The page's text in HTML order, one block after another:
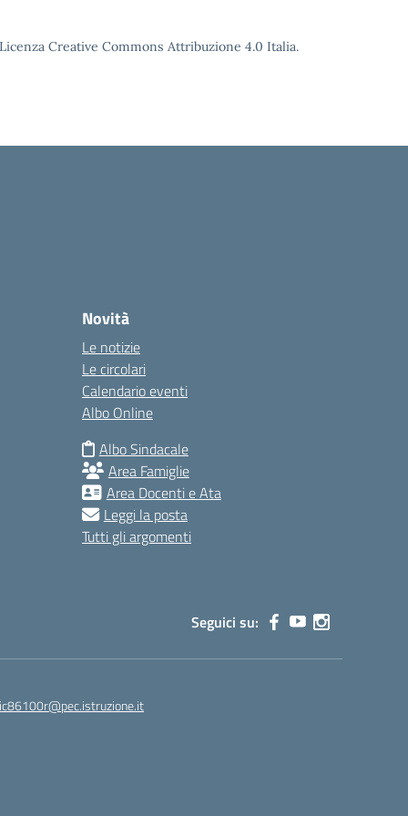
Creative Commons Attribuzione 4.0 Italia.
Novità
Le notizie
Le circolari
Calendario eventi
Albo Online
Albo Sindacale
Area Famiglie
Area Docenti e Ata
Leggi la posta
Tutti gli argomenti
Seguici su: